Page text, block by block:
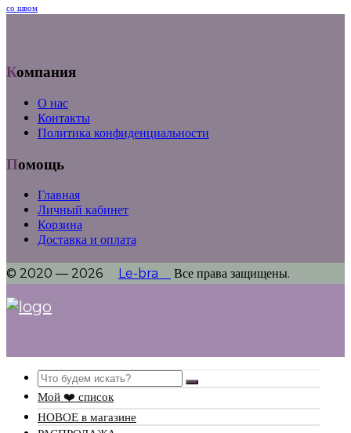
со швом
Компания
О нас
Контакты
Политика конфиденциальности
Помощь
Главная
Личный кабинет
Корзина
Доставка и оплата
© 2020 — 2026 Le-bra Все права защищены.
Search
Мой ❤️ список
НОВОЕ в магазине